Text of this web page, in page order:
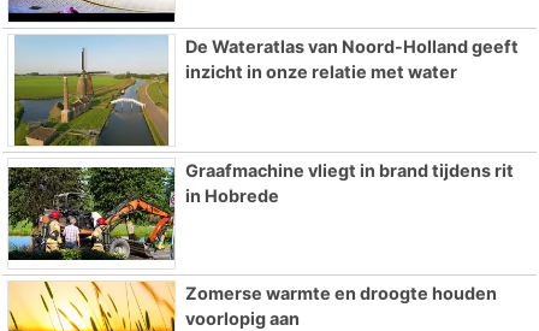
De Wateratlas van Noord-Holland geeft
inzicht in onze relatie met water
Graafmachine vliegt in brand tijdens rit
in Hobrede
Zomerse warmte en droogte houden
voorlopig aan